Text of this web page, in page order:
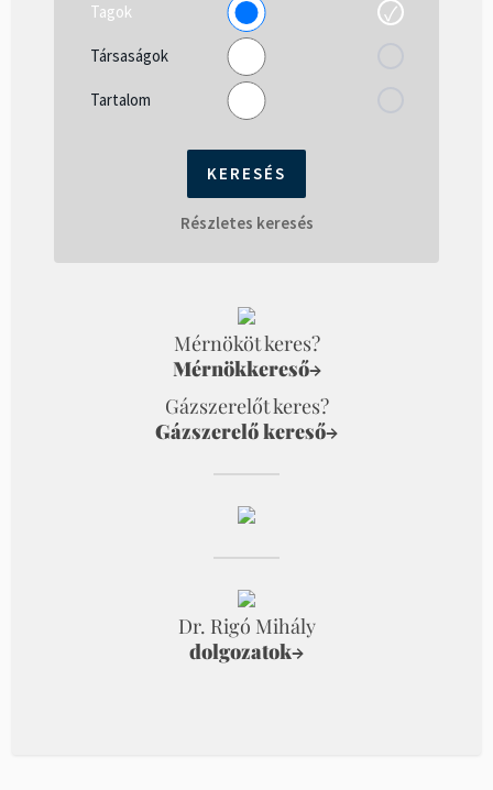
Tagok
Társaságok
Tartalom
Részletes keresés
Mérnököt keres?
Mérnökkereső→
Gázszerelőt keres?
Gázszerelő kereső→
Dr. Rigó Mihály
dolgozatok→